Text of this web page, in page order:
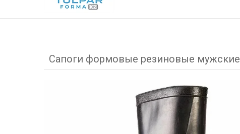
Сапоги формовые резиновые мужские